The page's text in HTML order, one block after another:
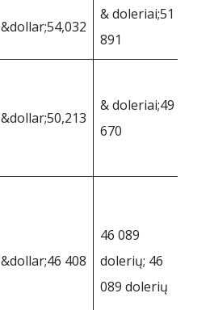
&dollar;54,032
& doleriai;51
891
&dollar;50,213
& doleriai;49
670
&dollar;46 408
46 089
dolerių; 46
089 dolerių